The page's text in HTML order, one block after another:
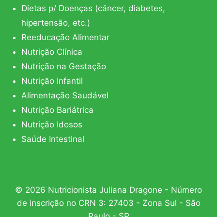
Dietas p/ Doenças (câncer, diabetes,
hipertensão, etc.)
Reeducação Alimentar
Nutrição Clínica
Nutrição na Gestação
Nutrição Infantil
Alimentação Saudável
Nutrição Bariátrica
Nutrição Idosos
Saúde Intestinal
© 2026 Nutricionista Juliana Dragone - Número
de inscrição no CRN 3: 27403 - Zona Sul - São